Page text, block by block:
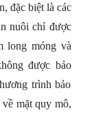
đặc biệt là các
nuôi chỉ được
long móng và
được bảo
trình bảo
mặt quy mô,